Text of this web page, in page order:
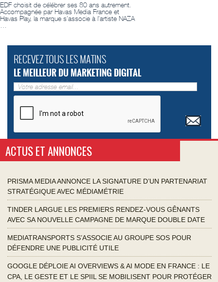
EDF choisit de célébrer ses 80 ans autrement.
Accompagnée par Havas Media France et
Havas Play, la marque s’associe à l’artiste NAZA
RECEVEZ TOUS LES MATINS
LE MEILLEUR DU MARKETING DIGITAL
ACTUS ET ANNONCES
PRISMA MEDIA ANNONCE LA SIGNATURE D’UN PARTENARIAT
STRATÉGIQUE AVEC MÉDIAMÉTRIE
TINDER LARGUE LES PREMIERS RENDEZ-VOUS GÊNANTS
AVEC SA NOUVELLE CAMPAGNE DE MARQUE DOUBLE DATE
MEDIATRANSPORTS S’ASSOCIE AU GROUPE SOS POUR
DÉFENDRE UNE PUBLICITÉ UTILE
GOOGLE DÉPLOIE AI OVERVIEWS & AI MODE EN FRANCE : LE
CPA, LE GESTE ET LE SPIIL SE MOBILISENT POUR PROTÉGER